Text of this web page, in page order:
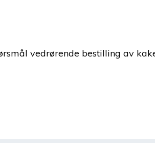
vedrørende bestilling av